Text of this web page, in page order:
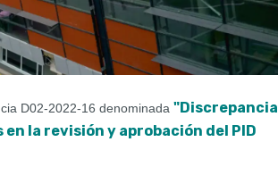
D02-2022-16 denominada "Discrepancia
la revisión y aprobación del PID